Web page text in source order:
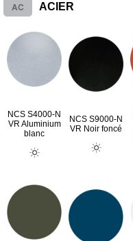
AC ACIER
NCS S4000-N
VR Aluminium
blanc
NCS S9000-N
VR Noir foncé